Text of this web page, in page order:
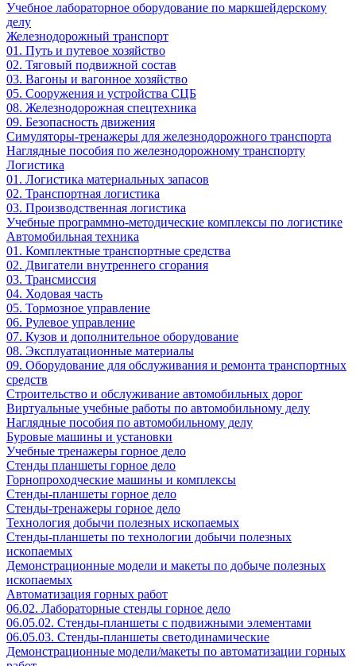
Учебное лабораторное оборудование по маркшейдерскому
делу
Железнодорожный транспорт
01. Путь и путевое хозяйство
02. Тяговый подвижной состав
03. Вагоны и вагонное хозяйство
05. Сооружения и устройства СЦБ
08. Железнодорожная спецтехника
09. Безопасность движения
Симуляторы-тренажеры для железнодорожного транспорта
Наглядные пособия по железнодорожному транспорту
Логистика
01. Логистика материальных запасов
02. Транспортная логистика
03. Производственная логистика
Учебные программно-методические комплексы по логистике
Автомобильная техника
01. Комплектные транспортные средства
02. Двигатели внутреннего сгорания
03. Трансмиссия
04. Ходовая часть
05. Тормозное управление
06. Рулевое управление
07. Кузов и дополнительное оборудование
08. Эксплуатационные материалы
09. Оборудование для обслуживания и ремонта транспортных
средств
Строительство и обслуживание автомобильных дорог
Виртуальные учебные работы по автомобильному делу
Наглядные пособия по автомобильному делу
Буровые машины и установки
Учебные тренажеры горное дело
Стенды планшеты горное дело
Горнопроходческие машины и комплексы
Стенды-планшеты горное дело
Стенды-тренажеры горное дело
Технология добычи полезных ископаемых
Стенды-планшеты по технологии добычи полезных
ископаемых
Демонстрационные модели и макеты по добыче полезных
ископаемых
Автоматизация горных работ
06.02. Лабораторные стенды горное дело
06.05.02. Стенды-планшеты с подвижными элементами
06.05.03. Стенды-планшеты светодинамические
Демонстрационные модели/макеты по автоматизации горных